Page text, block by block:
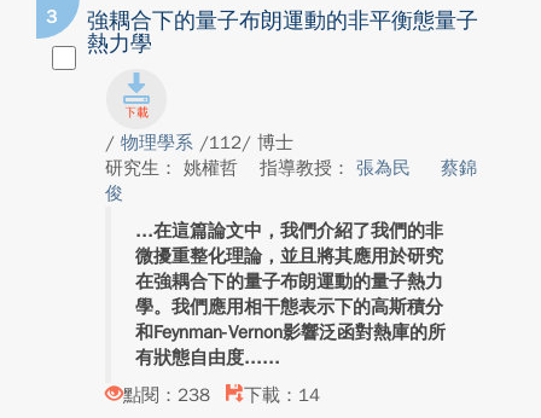
3
強耦合下的量子布朗運動的非平衡態量子
熱力學
/ 物理學系 /112/ 博士
研究生： 姚權哲
指導教授： 張為民
蔡錦
俊
在這篇論文中，我們介紹了我們的非
微擾重整化理論，並且將其應用於研究
在強耦合下的量子布朗運動的量子熱力
學。我們應用相干態表示下的高斯積分
和Feynman-Vernon影響泛函對熱庫的所
有狀態自由度...
點閱：238
下載：14